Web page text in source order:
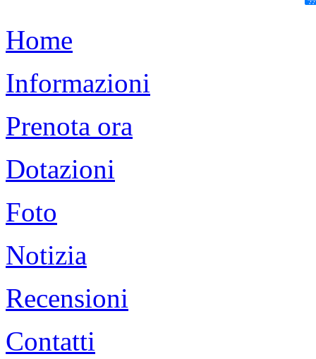
Home
Informazioni
Prenota ora
Dotazioni
Foto
Notizia
Recensioni
Contatti